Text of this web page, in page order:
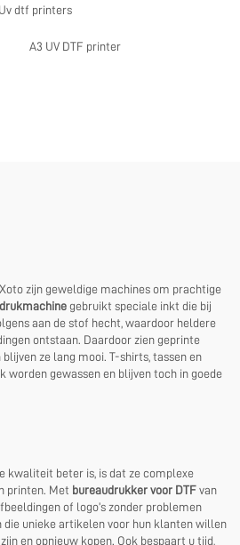
Uv dtf printers
A3 UV DTF printer
zijn geweldige machines om prachtige
gebruikt speciale inkt die bij
aan de stof hecht, waardoor heldere
ontstaan. Daardoor zien geprinte
ze lang mooi. T-shirts, tassen en
worden gewassen en blijven toch in goede
kwaliteit beter is, is dat ze complexe
printen. Met bureaudrukker voor DTF van
of logo’s zonder problemen
die unieke artikelen voor hun klanten willen
en opnieuw kopen. Ook bespaart u tijd,